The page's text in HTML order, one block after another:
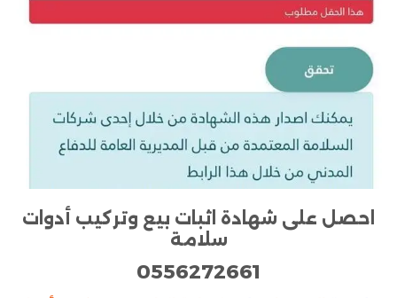
احصل على شهادة اثبات بيع وتركيب أدوات
سلامة
0556272661